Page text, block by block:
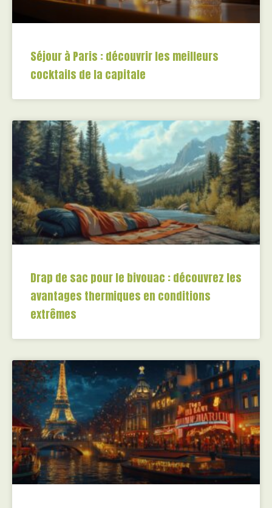
Séjour à Paris : découvrir les meilleurs
cocktails de la capitale
Drap de sac pour le bivouac : découvrez les
avantages thermiques en conditions
extrêmes